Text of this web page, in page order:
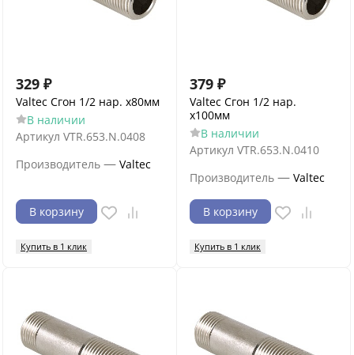
329 ₽
Valtec Сгон 1/2 нар. х80мм
В наличии
Артикул VTR.653.N.0408
Производитель — Valtec
В корзину
Купить в 1 клик
379 ₽
Valtec Сгон 1/2 нар.
х100мм
В наличии
Артикул VTR.653.N.0410
Производитель — Valtec
В корзину
Купить в 1 клик